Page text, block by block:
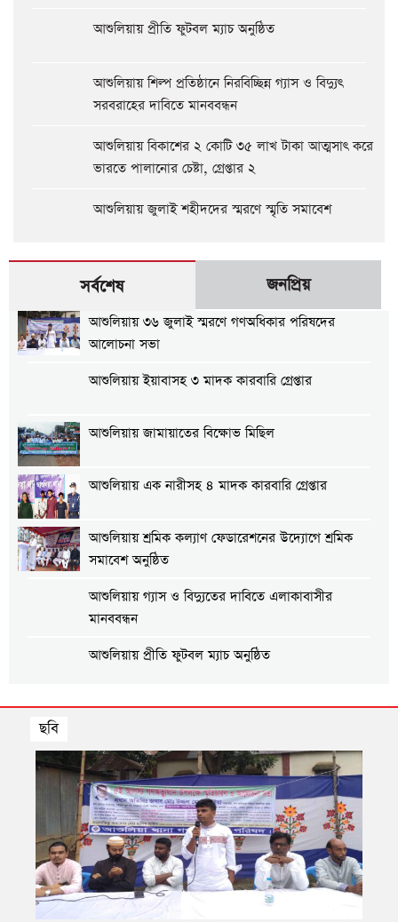
আশুলিয়ায় প্রীতি ফুটবল ম্যাচ অনুষ্ঠিত
আশুলিয়ায় শিল্প প্রতিষ্ঠানে নিরবিচ্ছিন্ন গ্যাস ও বিদ্যুৎ
সরবরাহের দাবিতে মানববন্ধন
আশুলিয়ায় বিকাশের ২ কোটি ৩৫ লাখ টাকা আত্মসাৎ করে
ভারতে পালানোর চেষ্টা, গ্রেপ্তার ২
আশুলিয়ায় জুলাই শহীদদের স্মরণে স্মৃতি সমাবেশ
সর্বশেষ জনপ্রিয়
আশুলিয়ায় ৩৬ জুলাই স্মরণে গণঅধিকার পরিষদের
আলোচনা সভা
আশুলিয়ায় ইয়াবাসহ ৩ মাদক কারবারি গ্রেপ্তার
আশুলিয়ায় জামায়াতের বিক্ষোভ মিছিল
আশুলিয়ায় এক নারীসহ ৪ মাদক কারবারি গ্রেপ্তার
আশুলিয়ায় শ্রমিক কল্যাণ ফেডারেশনের উদ্যোগে শ্রমিক
সমাবেশ অনুষ্ঠিত
আশুলিয়ায় গ্যাস ও বিদ্যুতের দাবিতে এলাকাবাসীর
মানববন্ধন
আশুলিয়ায় প্রীতি ফুটবল ম্যাচ অনুষ্ঠিত
আশুলিয়ায় শিল্প প্রতিষ্ঠানে নিরবিচ্ছিন্ন গ্যাস ও বিদ্যুৎ
আশুলিয়ায় বিকাশের ২ কোটি ৩৫ লাখ টাকা আত্মসাৎ করে
ভারতে পালানোর চেষ্টা, গ্রেপ্তার ২
আশুলিয়ায় জুলাই শহীদদের স্মরণে স্মৃতি সমাবেশ
ছবি